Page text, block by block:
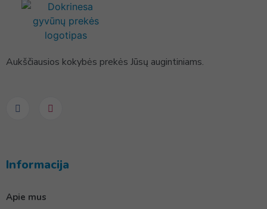
Aukščiausios kokybės prekės Jūsų augintiniams.
Informacija
Apie mus